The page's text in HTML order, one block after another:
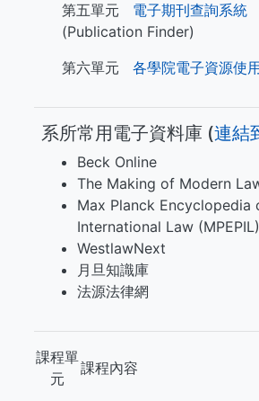
第五單元 電子期刊查詢系統
(Publication Finder)
第六單元 各學院電子資源使
系所常用電子資料庫 (​​​連結
Beck Online
The Making of Modern
Max Planck Encyclopedia
International Law (MPEPIL)
WestlawNext
月旦知識庫
法源法律網
課程單
元
課程內容